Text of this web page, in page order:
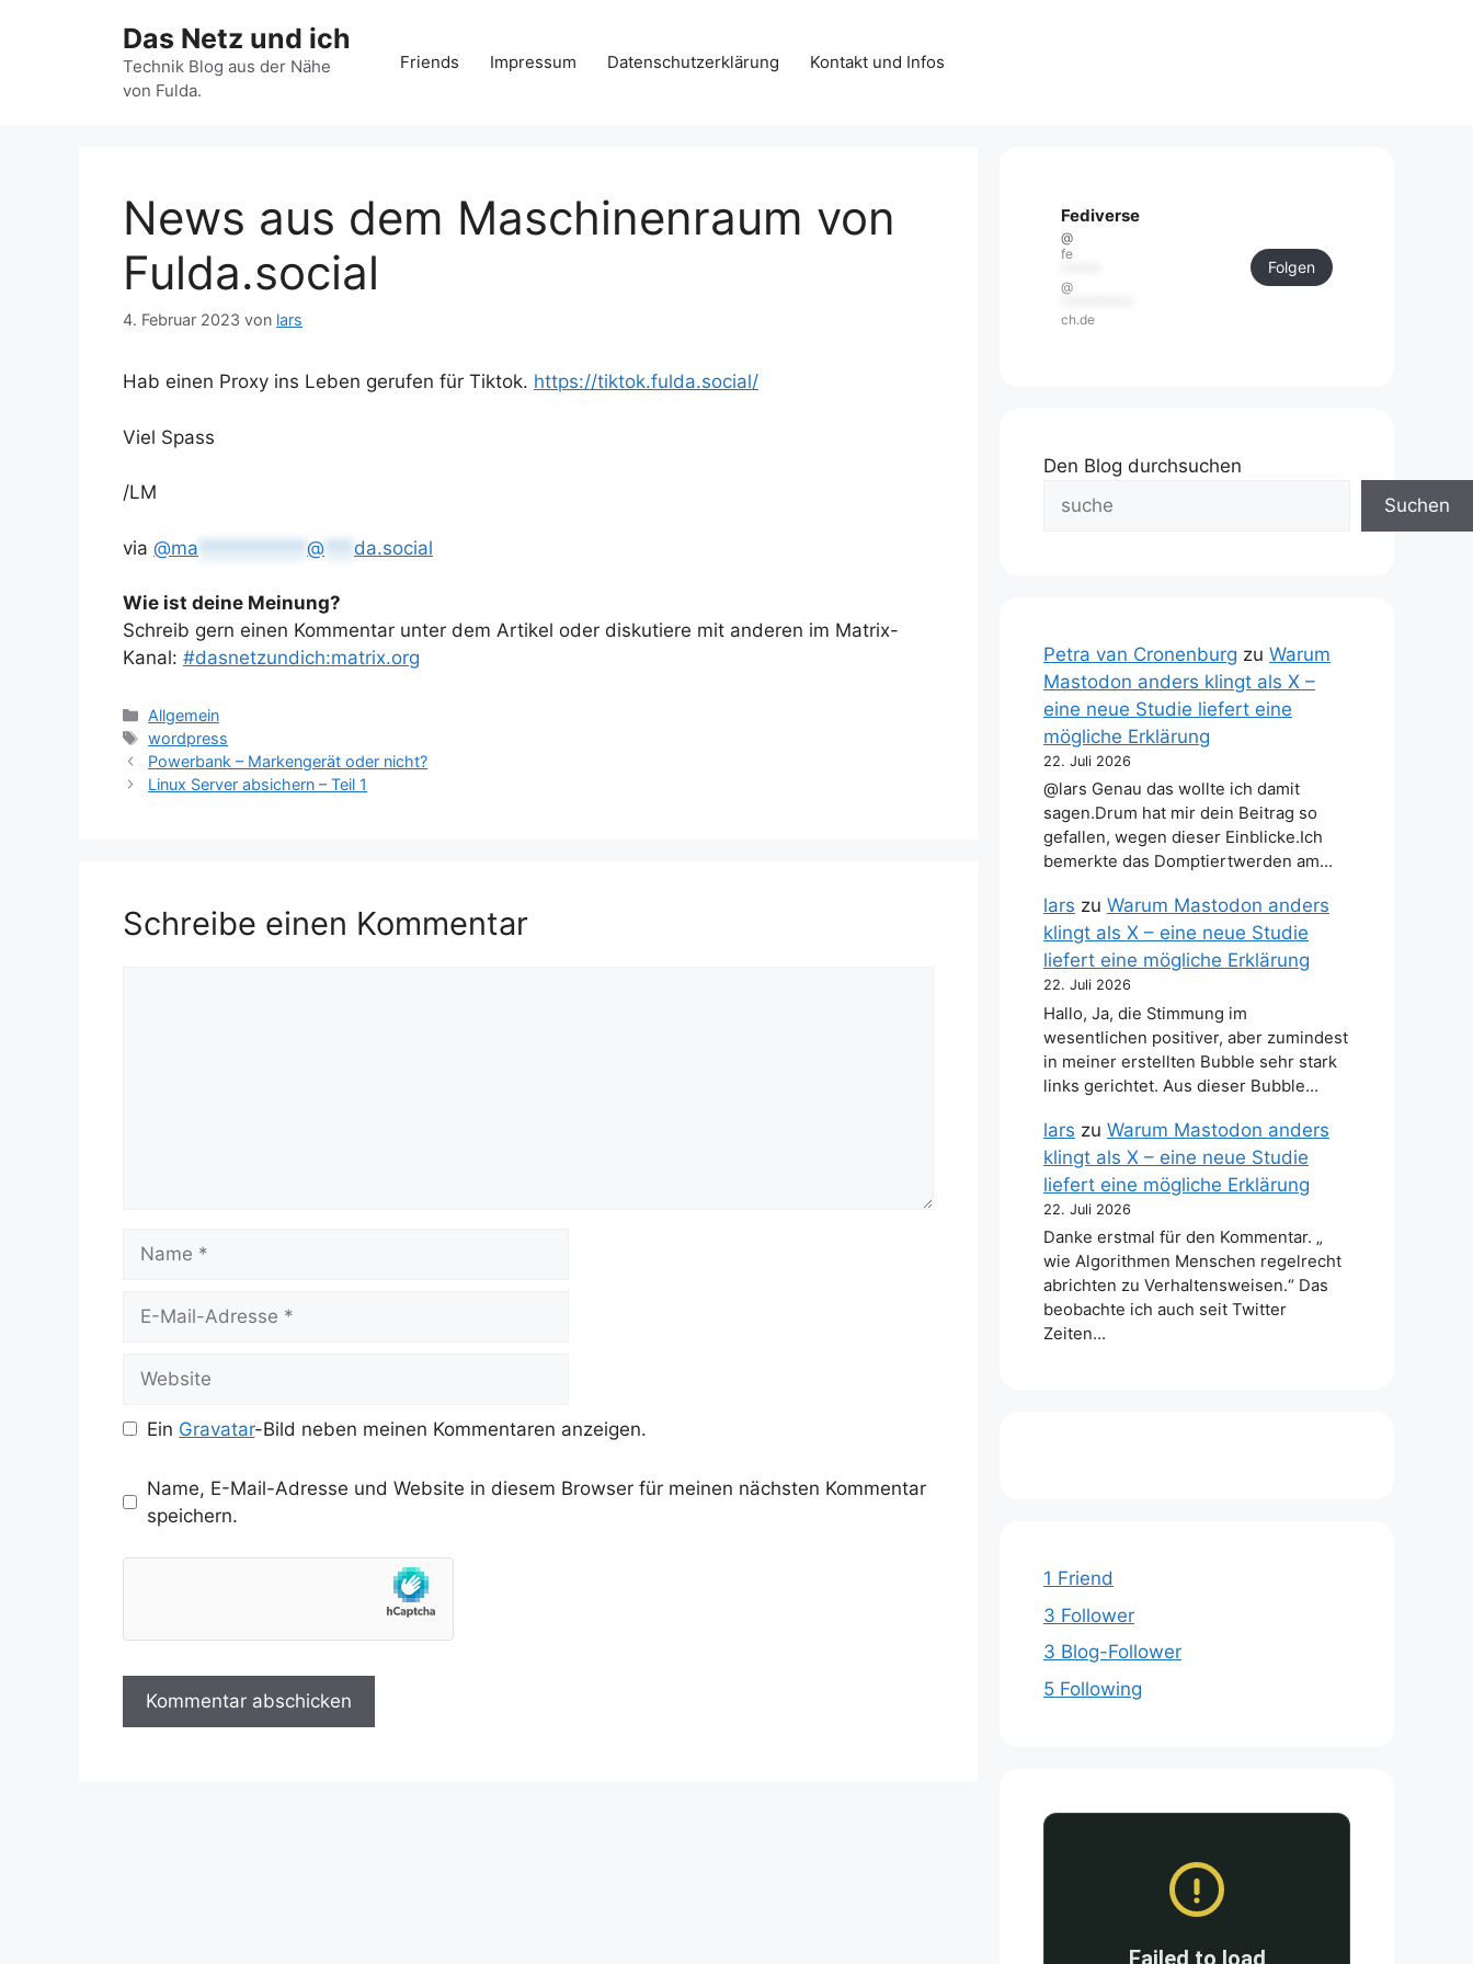
Das Netz und ich
Technik Blog aus der Nähe
von Fulda.
Friends Impressum Datenschutzerklärung Kontakt und Infos
News aus dem Maschinenraum von
Fulda.social
4. Februar 2023 von lars
Hab einen Proxy ins Leben gerufen für Tiktok. https://tiktok.fulda.social/
Viel Spass
/LM
via @ma @ da.social
Wie ist deine Meinung?
Schreib gern einen Kommentar unter dem Artikel oder diskutiere mit anderen im Matrix-
Kanal: #dasnetzundich:matrix.org
Kategorien
Allgemein
Schlagwörter
wordpress
Powerbank – Markengerät oder nicht?
Linux Server absichern – Teil 1
Schreibe einen Kommentar
Name
Website
Ein Gravatar-Bild neben meinen Kommentaren anzeigen.
Name, E-Mail-Adresse und Website in diesem Browser für meinen nächsten Kommentar
speichern.
Fediverse
@
fe
@
ch.de
Folgen
Den Blog durchsuchen
Suchen
Petra van Cronenburg zu Warum
Mastodon anders klingt als X –
eine neue Studie liefert eine
mögliche Erklärung
22. Juli 2026
@lars Genau das wollte ich damit
sagen.Drum hat mir dein Beitrag so
gefallen, wegen dieser Einblicke.Ich
bemerkte das Domptiertwerden am…
lars zu Warum Mastodon anders
klingt als X – eine neue Studie
liefert eine mögliche Erklärung
22. Juli 2026
Hallo, Ja, die Stimmung im
wesentlichen positiver, aber zumindest
in meiner erstellten Bubble sehr stark
links gerichtet. Aus dieser Bubble…
lars zu Warum Mastodon anders
klingt als X – eine neue Studie
liefert eine mögliche Erklärung
22. Juli 2026
Danke erstmal für den Kommentar. „
wie Algorithmen Menschen regelrecht
abrichten zu Verhaltensweisen.“ Das
beobachte ich auch seit Twitter
Zeiten…
1 Friend
3 Follower
3 Blog-Follower
5 Following